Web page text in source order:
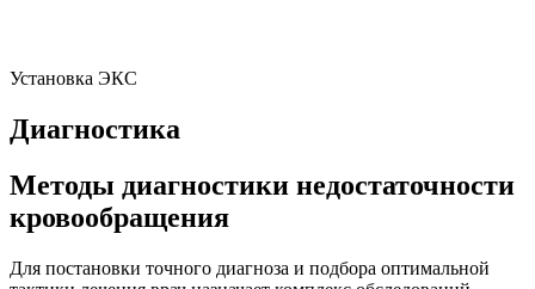
Установка ЭКС
Диагностика
Методы диагностики недостаточности
кровообращения
Для постановки точного диагноза и подбора оптимальной